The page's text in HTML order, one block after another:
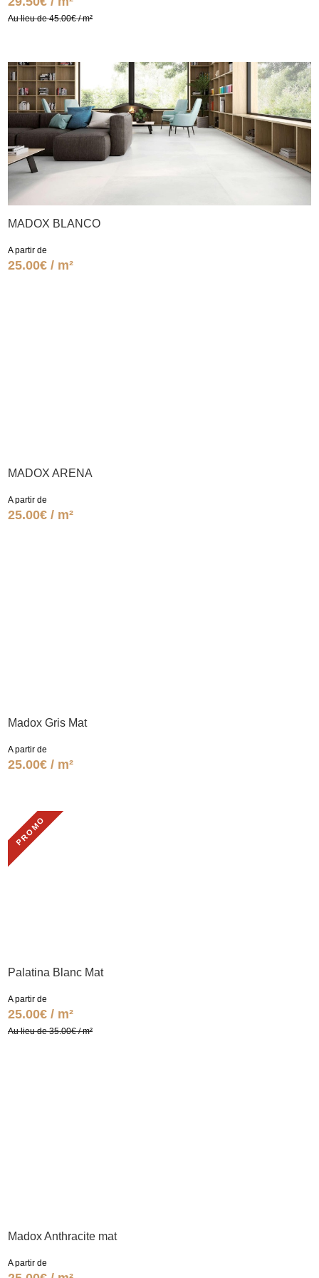
Au lieu de 45.00€ / m²
MADOX BLANCO
A partir de
25.00€ / m²
MADOX ARENA
A partir de
25.00€ / m²
Madox Gris Mat
A partir de
25.00€ / m²
PROMO
Palatina Blanc Mat
A partir de
25.00€ / m²
Au lieu de 35.00€ / m²
Madox Anthracite mat
A partir de